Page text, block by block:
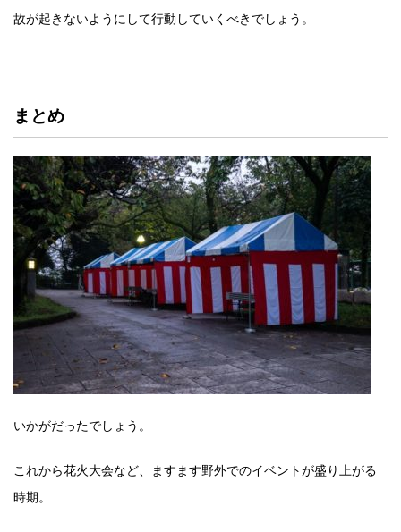
故が起きないようにして行動していくべきでしょう。
まとめ
いかがだったでしょう。
これから花火大会など、ますます野外でのイベントが盛り上がる
時期。